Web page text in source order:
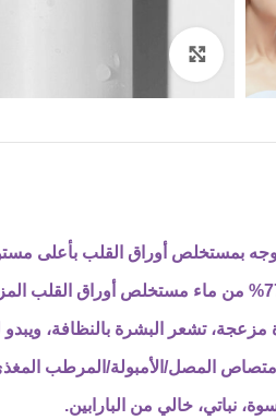
بمستخلص أوراق القلب بأعلى
مزعجة، تشعر البشرة بالنظافة،
المصل/الأمبولة/المرطب
نباتي، خالي من البارابين.